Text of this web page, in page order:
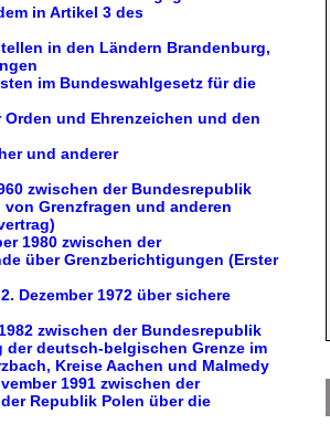
in Artikel 3 des
in den Ländern Brandenburg,
im Bundeswahlgesetz für die
und Ehrenzeichen und den
und anderer
zwischen der Bundesrepublik
Grenzfragen und anderen
1980 zwischen der
über Grenzberichtigungen (Erster
Dezember 1972 über sichere
zwischen der Bundesrepublik
deutsch-belgischen Grenze im
Kreise Aachen und Malmedy
1991 zwischen der
Republik Polen über die